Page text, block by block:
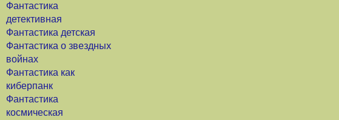
Фантастика
детективная
Фантастика детская
Фантастика о звездных
войнах
Фантастика как
киберпанк
Фантастика
космическая